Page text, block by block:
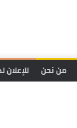
من نحن للإعلان